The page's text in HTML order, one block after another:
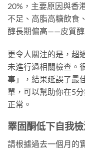
20%，主要原因與香
不足、高脂高糖飲食
醇長期偏高——皮質醇
更令人關注的是，超
未進行過相關檢查。
事」，結果延誤了最
單，可以幫助你在5
正常。
睪固酮低下自我
請根據過去一個月的